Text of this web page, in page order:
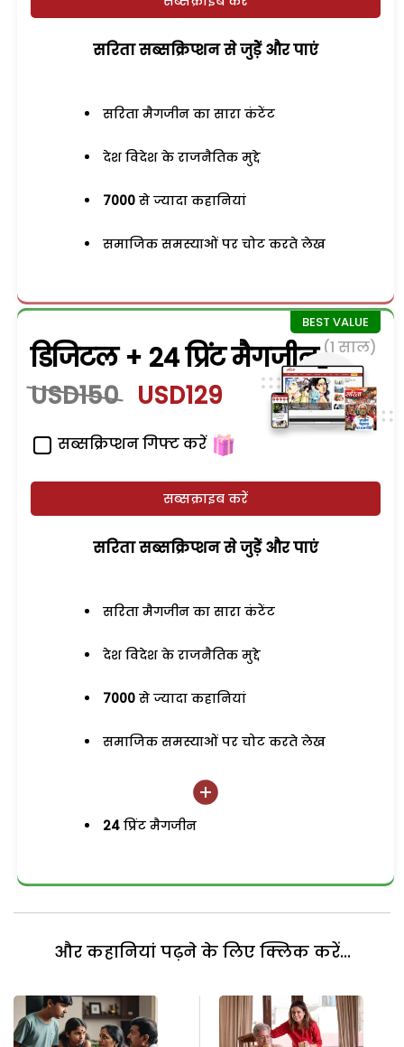
सरिता सब्सक्रिप्शन से जुड़ेें और पाएं
सरिता मैगजीन का सारा कंटेंट
देश विदेश के राजनैतिक मुद्दे
7000 से ज्यादा कहानियां
समाजिक समस्याओं पर चोट करते लेख
डिजिटल + 24 प्रिंट मैगजीन (1 साल)
USD150 USD129
सब्सक्रिप्शन गिफ्ट करें
सब्सक्राइब करें
सरिता सब्सक्रिप्शन से जुड़ेें और पाएं
सरिता मैगजीन का सारा कंटेंट
देश विदेश के राजनैतिक मुद्दे
7000 से ज्यादा कहानियां
समाजिक समस्याओं पर चोट करते लेख
24 प्रिंट मैगजीन
और कहानियां पढ़ने के लिए क्लिक करें...